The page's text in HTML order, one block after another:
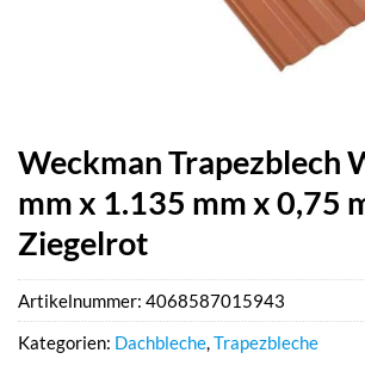
Weckman Trapezblech
mm x 1.135 mm x 0,75
Ziegelrot
Artikelnummer: 4068587015943
Kategorien: Dachbleche,Trapezbleche